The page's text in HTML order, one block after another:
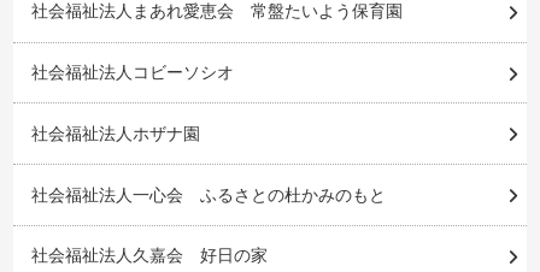
社会福祉法人まあれ愛恵会 常盤たいよう保育園
社会福祉法人コビーソシオ
社会福祉法人ホザナ園
社会福祉法人一心会 ふるさとの杜かみのもと
社会福祉法人久嘉会 好日の家